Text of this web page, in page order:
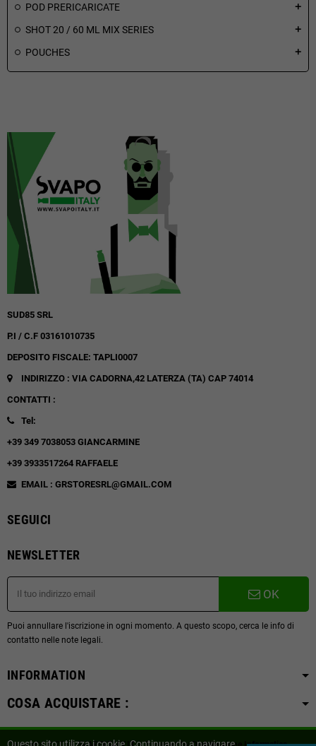
POD PRERICARICATE add
SHOT 20 / 60 ML MIX SERIES add
POUCHES add
SUD85 SRL
P.I / C.F 03161010735
DEPOSITO FISCALE: TAPLI0007
INDIRIZZO : VIA CADORNA,42 LATERZA (TA) CAP 74014
CONTATTI :
Tel:
+39 349 7038053 GIANCARMINE
+39 3933517264 RAFFAELE
EMAIL : GRSTORESRL@GMAIL.COM
SEGUICI
NEWSLETTER
OK
Puoi annullare l'iscrizione in ogni momento. A questo scopo, cerca le info di
contatto nelle note legali.
INFORMATION
COSA ACQUISTARE :